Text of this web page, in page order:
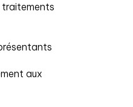
traitements
aux